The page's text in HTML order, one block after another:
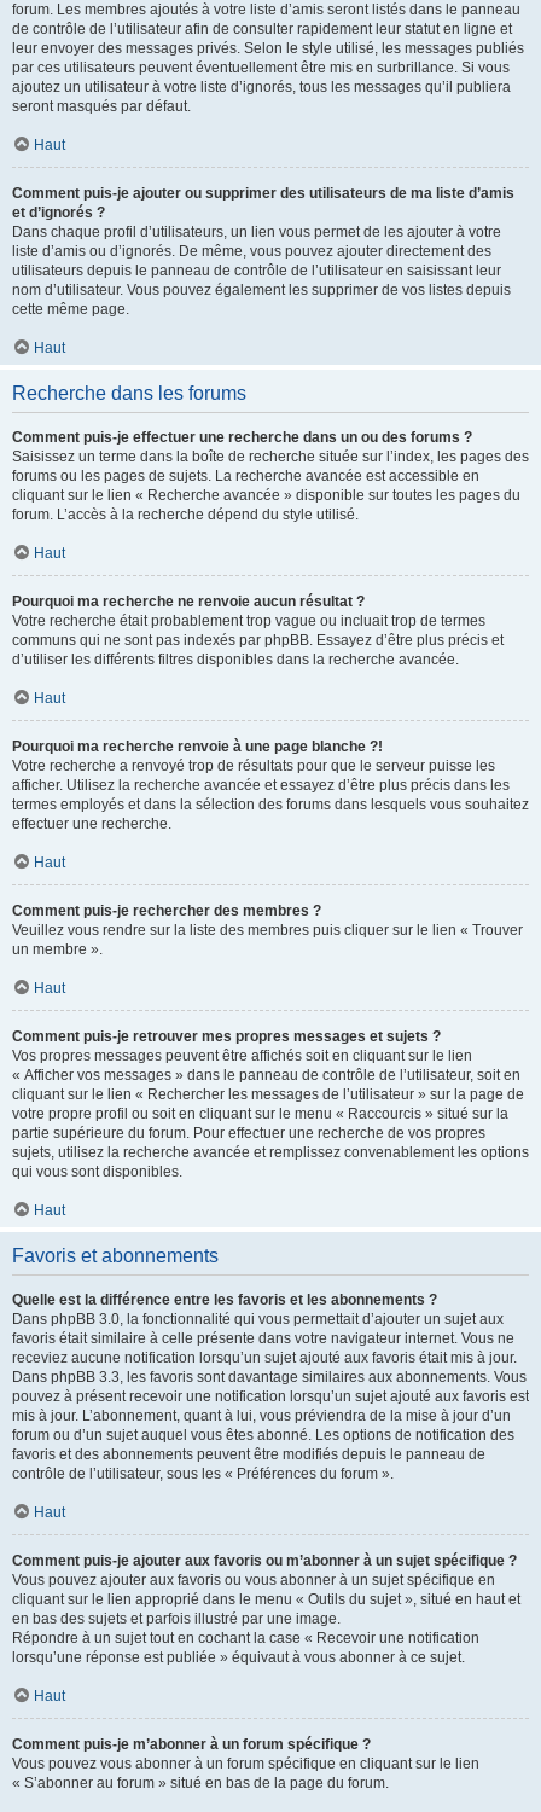
forum. Les membres ajoutés à votre liste d’amis seront listés dans le panneau
de contrôle de l’utilisateur afin de consulter rapidement leur statut en ligne et
leur envoyer des messages privés. Selon le style utilisé, les messages publiés
par ces utilisateurs peuvent éventuellement être mis en surbrillance. Si vous
ajoutez un utilisateur à votre liste d’ignorés, tous les messages qu’il publiera
seront masqués par défaut.
Haut
Comment puis-je ajouter ou supprimer des utilisateurs de ma liste d’amis
et d’ignorés ?
Dans chaque profil d’utilisateurs, un lien vous permet de les ajouter à votre
liste d’amis ou d’ignorés. De même, vous pouvez ajouter directement des
utilisateurs depuis le panneau de contrôle de l’utilisateur en saisissant leur
nom d’utilisateur. Vous pouvez également les supprimer de vos listes depuis
cette même page.
Haut
Recherche dans les forums
Comment puis-je effectuer une recherche dans un ou des forums ?
Saisissez un terme dans la boîte de recherche située sur l’index, les pages des
forums ou les pages de sujets. La recherche avancée est accessible en
cliquant sur le lien « Recherche avancée » disponible sur toutes les pages du
forum. L’accès à la recherche dépend du style utilisé.
Haut
Pourquoi ma recherche ne renvoie aucun résultat ?
Votre recherche était probablement trop vague ou incluait trop de termes
communs qui ne sont pas indexés par phpBB. Essayez d’être plus précis et
d’utiliser les différents filtres disponibles dans la recherche avancée.
Haut
Pourquoi ma recherche renvoie à une page blanche ?!
Votre recherche a renvoyé trop de résultats pour que le serveur puisse les
afficher. Utilisez la recherche avancée et essayez d’être plus précis dans les
termes employés et dans la sélection des forums dans lesquels vous souhaitez
effectuer une recherche.
Haut
Comment puis-je rechercher des membres ?
Veuillez vous rendre sur la liste des membres puis cliquer sur le lien « Trouver
un membre ».
Haut
Comment puis-je retrouver mes propres messages et sujets ?
Vos propres messages peuvent être affichés soit en cliquant sur le lien
« Afficher vos messages » dans le panneau de contrôle de l’utilisateur, soit en
cliquant sur le lien « Rechercher les messages de l’utilisateur » sur la page de
votre propre profil ou soit en cliquant sur le menu « Raccourcis » situé sur la
partie supérieure du forum. Pour effectuer une recherche de vos propres
sujets, utilisez la recherche avancée et remplissez convenablement les options
qui vous sont disponibles.
Haut
Favoris et abonnements
Quelle est la différence entre les favoris et les abonnements ?
Dans phpBB 3.0, la fonctionnalité qui vous permettait d’ajouter un sujet aux
favoris était similaire à celle présente dans votre navigateur internet. Vous ne
receviez aucune notification lorsqu’un sujet ajouté aux favoris était mis à jour.
Dans phpBB 3.3, les favoris sont davantage similaires aux abonnements. Vous
pouvez à présent recevoir une notification lorsqu’un sujet ajouté aux favoris est
mis à jour. L’abonnement, quant à lui, vous préviendra de la mise à jour d’un
forum ou d’un sujet auquel vous êtes abonné. Les options de notification des
favoris et des abonnements peuvent être modifiés depuis le panneau de
contrôle de l’utilisateur, sous les « Préférences du forum ».
Haut
Comment puis-je ajouter aux favoris ou m’abonner à un sujet spécifique ?
Vous pouvez ajouter aux favoris ou vous abonner à un sujet spécifique en
cliquant sur le lien approprié dans le menu « Outils du sujet », situé en haut et
en bas des sujets et parfois illustré par une image.
Répondre à un sujet tout en cochant la case « Recevoir une notification
lorsqu’une réponse est publiée » équivaut à vous abonner à ce sujet.
Haut
Comment puis-je m’abonner à un forum spécifique ?
Vous pouvez vous abonner à un forum spécifique en cliquant sur le lien
« S’abonner au forum » situé en bas de la page du forum.